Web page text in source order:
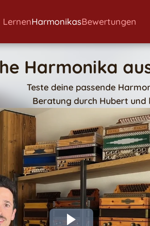
LernenHarmonikasBewertungen
Harmonika
Teste deine passende
Beratung durch Hubert und